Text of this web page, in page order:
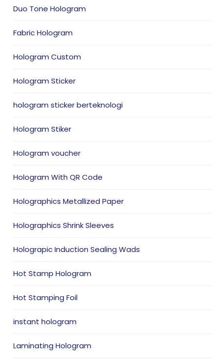
Duo Tone Hologram
Fabric Hologram
Hologram Custom
Hologram Sticker
hologram sticker berteknologi
Hologram Stiker
Hologram voucher
Hologram With QR Code
Holographics Metallized Paper
Holographics Shrink Sleeves
Holograpic Induction Sealing Wads
Hot Stamp Hologram
Hot Stamping Foil
instant hologram
Laminating Hologram